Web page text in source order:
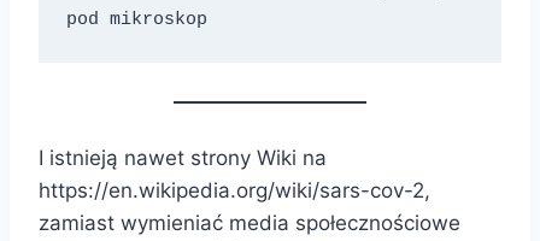
pod mikroskop
I istnieją nawet strony Wiki na
https://en.wikipedia.org/wiki/sars-cov-2,
zamiast wymieniać media społecznościowe